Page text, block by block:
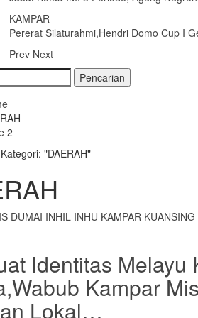
KAMPAR
Pererat Silaturahmi,Hendri Domo Cup I
Prev Next
2
"DAERAH"
DUMAI INHIL INHU KAMPAR KUANSING
Identitas Melayu
Kampar
Lokal…